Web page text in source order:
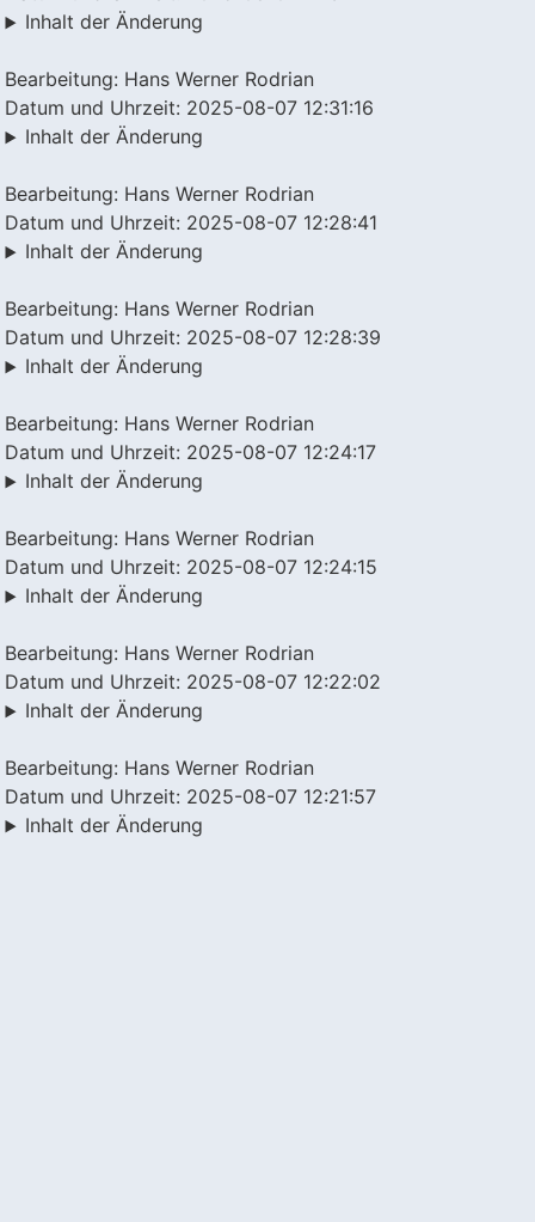
Inhalt der Änderung
Bearbeitung: Hans Werner Rodrian
Datum und Uhrzeit: 2025-08-07 12:31:16
Inhalt der Änderung
Bearbeitung: Hans Werner Rodrian
Datum und Uhrzeit: 2025-08-07 12:28:41
Inhalt der Änderung
Bearbeitung: Hans Werner Rodrian
Datum und Uhrzeit: 2025-08-07 12:28:39
Inhalt der Änderung
Bearbeitung: Hans Werner Rodrian
Datum und Uhrzeit: 2025-08-07 12:24:17
Inhalt der Änderung
Bearbeitung: Hans Werner Rodrian
Datum und Uhrzeit: 2025-08-07 12:24:15
Inhalt der Änderung
Bearbeitung: Hans Werner Rodrian
Datum und Uhrzeit: 2025-08-07 12:22:02
Inhalt der Änderung
Bearbeitung: Hans Werner Rodrian
Datum und Uhrzeit: 2025-08-07 12:21:57
Inhalt der Änderung